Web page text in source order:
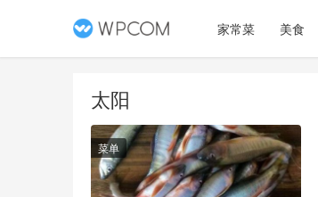
家常菜 美食
太阳
菜单